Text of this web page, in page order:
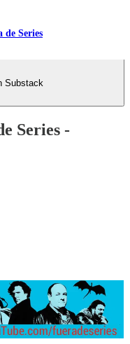
de Series
Substack
Series -